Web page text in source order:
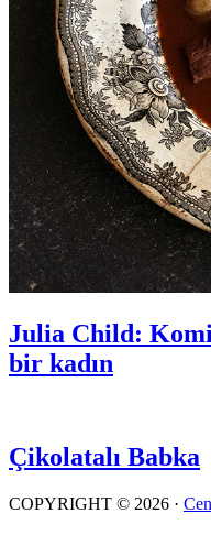
Julia Child:
bir kadın
Çikolatalı Babka
COPYRIGHT © 2026 ·